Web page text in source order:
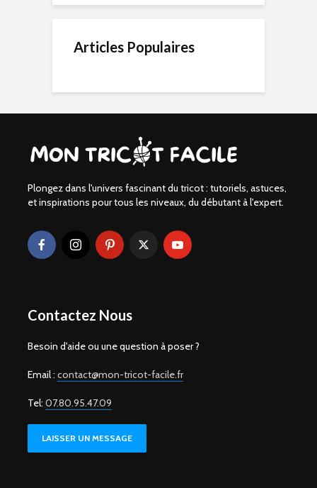
Articles Populaires
Plongez dans l'univers fascinant du tricot : tutoriels, astuces,
et inspirations pour tous les niveaux, du débutant à l'expert.
Contactez Nous
Besoin d'aide ou une question à poser ?
Email : contact@mon-tricot-facile.fr
Tel: 07.80.95.47.09
LAISSER UN MESSAGE